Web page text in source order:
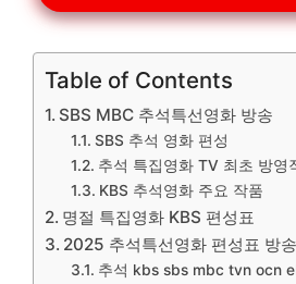
Table of Contents
SBS MBC 추석특선영화 방송
SBS 추석 영화 편성
추석 특집영화 TV 최초 방영
KBS 추석영화 주요 작품
명절 특집영화 KBS 편성표
2025 추석특선영화 편성표 방
추석 kbs sbs mbc tvn ocn